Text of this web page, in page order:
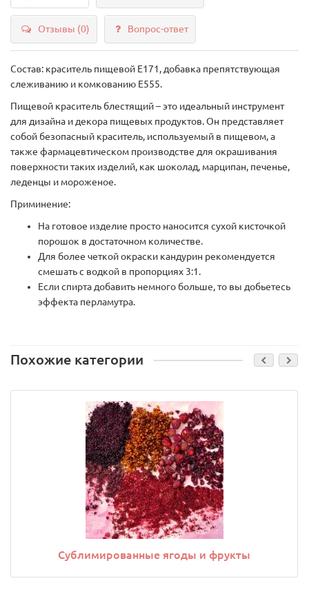
Отзывы (0) Вопрос-ответ
Состав: краситель пищевой Е171, добавка препятствующая
слеживанию и комкованию Е555.
Пищевой краситель блестящий – это идеальный инструмент
для дизайна и декора пищевых продуктов. Он представляет
собой безопасный краситель, используемый в пищевом, а
также фармацевтическом производстве для окрашивания
поверхности таких изделий, как шоколад, марципан, печенье,
леденцы и мороженое.
Приминение:
На готовое изделие просто наносится сухой кисточкой
порошок в достаточном количестве.
Для более четкой окраски кандурин рекомендуется
смешать с водкой в пропорциях 3:1.
Если спирта добавить немного больше, то вы добьетесь
эффекта перламутра.
Похожие категории
Сублимированные ягоды и фрукты